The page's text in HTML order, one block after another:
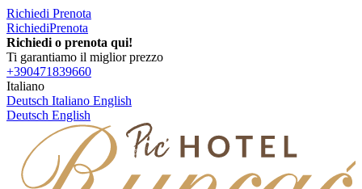
Richiedi Prenota
RichiediPrenota
Richiedi o prenota qui!
Ti garantiamo il miglior prezzo
+390471839660
Italiano
Deutsch Italiano English
Deutsch English